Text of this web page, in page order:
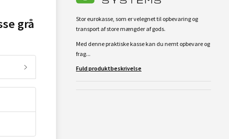
grå
Stor eurokasse, som er velegnet til opbevaring og
transport af store mængder af gods.
Med denne praktiske kasse kan du nemt opbevare og
frag...
Fuld produktbeskrivelse